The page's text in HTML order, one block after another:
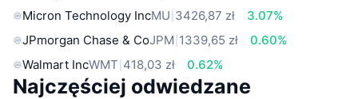
Micron Technology IncMU 3426,87 zł
3.07%
JPmorgan Chase & CoJPM 1339,65 zł
0.60%
Walmart IncWMT 418,03 zł 0.62%
Najczęściej odwiedzane